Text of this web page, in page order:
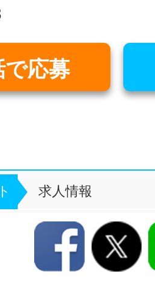
で応募
求人情報